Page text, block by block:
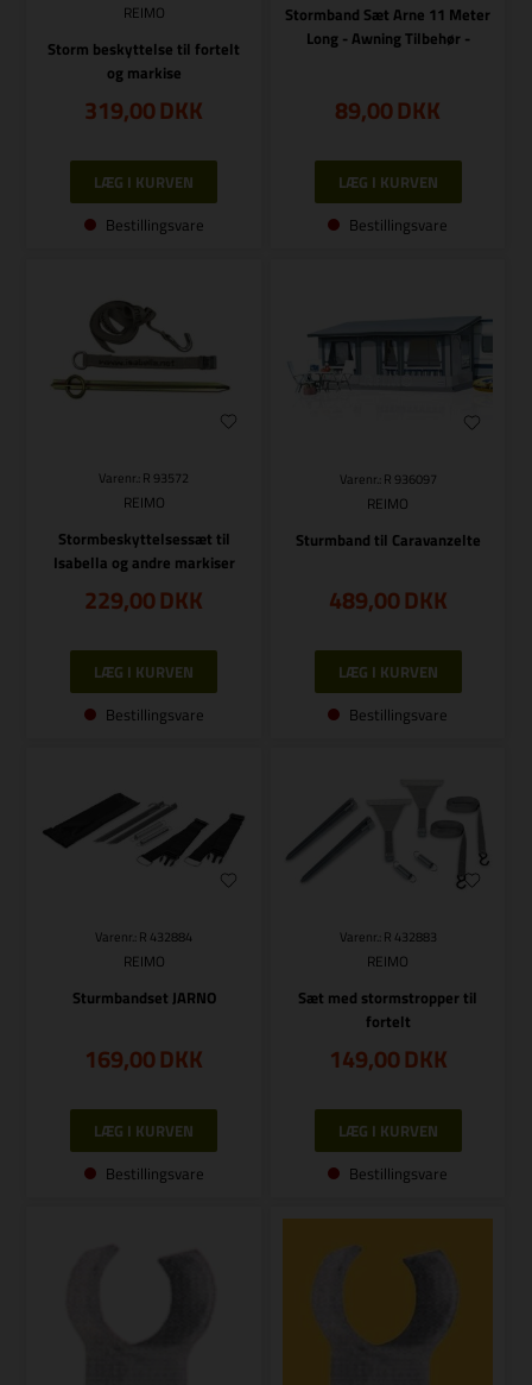
REIMO
Storm beskyttelse til fortelt
og markise
319,00DKK
Bestillingsvare
Stormband Sæt Arne 11 Meter
Long - Awning Tilbehør -
89,00DKK
Bestillingsvare
Varenr.: R 93572
REIMO
Stormbeskyttelsessæt til
Isabella og andre markiser
229,00DKK
Bestillingsvare
Varenr.: R 936097
REIMO
Sturmband til Caravanzelte
489,00DKK
Bestillingsvare
Varenr.: R 432884
REIMO
Sturmbandset JARNO
169,00DKK
Bestillingsvare
Varenr.: R 432883
REIMO
Sæt med stormstropper til
fortelt
149,00DKK
Bestillingsvare